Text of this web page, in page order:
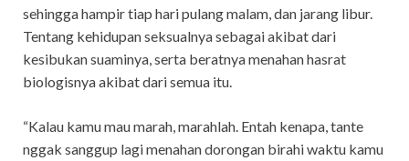
sehingga hampir tiap hari pulang malam, dan jarang libur.
Tentang kehidupan seksualnya sebagai akibat dari
kesibukan suaminya, serta beratnya menahan hasrat
biologisnya akibat dari semua itu.
“Kalau kamu mau marah, marahlah. Entah kenapa, tante
nggak sanggup lagi menahan dorongan birahi waktu kamu